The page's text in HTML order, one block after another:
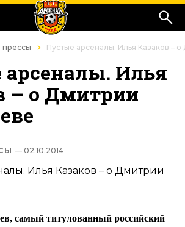
прессы Пустые арсеналы. Илья Казаков –
Илья
– о Дмитрии
— 02.10.2014
самый титулованный российский